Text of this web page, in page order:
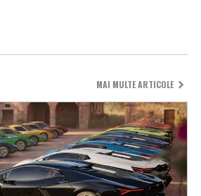
MAI MULTE ARTICOLE